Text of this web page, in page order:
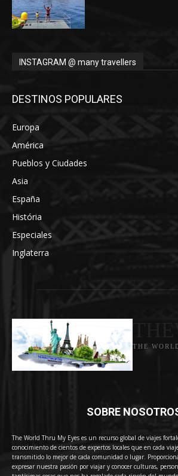
INSTAGRAM @ many travellers
DESTINOS POPULARES
Europa
América
Pueblos y Ciudades
Asia
España
História
Especiales
Inglaterra
THE
SOBRE
The World Thru My Eyes es un recurso global de viajes
conocimiento de cientos de expertos locales que en cada
transmitido lo mejor de cada comunidad o lugar.
expresar nuestra pasión por viajar y conocer culturas,